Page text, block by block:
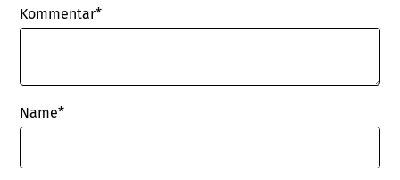
Kommentar*
Name*